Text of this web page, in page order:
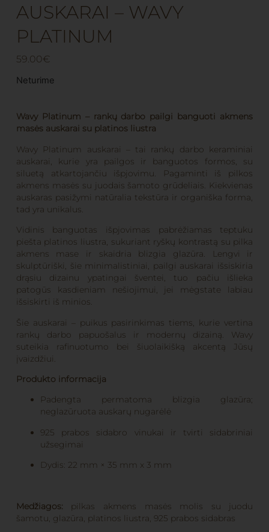
AUSKARAI – WAVY
PLATINUM
59.00€
Neturime
Wavy Platinum – rankų darbo pailgi banguoti akmens
masės auskarai su platinos liustra
Wavy Platinum auskarai – tai rankų darbo keraminiai
auskarai, kurie yra pailgos ir banguotos formos, su
siluetą atkartojančiu išpjovimu. Pagaminti iš pilkos
akmens masės su juodais šamoto grūdeliais. Kiekvienas
auskaras pasižymi natūralia tekstūra ir organiška forma,
tad yra unikalus.
Vidinis banguotas išpjovimas pabrėžiamas teptuku
piešta platinos liustra, sukuriant ryškų kontrastą su pilka
akmens mase ir skaidria blizgia glazūra. Lengvi ir
skulptūriški, šie minimalistiniai, pailgi auskarai išsiskiria
drąsiu dizainu ypatingai šventei, tuo pačiu išlieka
patogūs kasdieniam nešiojimui, jei mėgstate labiau
išsiskirti iš minios.
Šie auskarai – puikus pasirinkimas tiems, kurie vertina
rankų darbo papuošalus ir modernų dizainą. Wavy
suteikia rafinuotumo bei šiuolaikišką akcentą Jūsų
įvaizdžiui.
Produkto informacija
Padengta permatoma blizgia glazūra;
neglazūruota auskarų nugarėlė
925 prabos sidabro vinukai ir tvirti sidabriniai
užsegimai
Dydis: 22 mm × 35 mm x 3 mm
Medžiagos: pilkas akmens masės molis su juodu
šamotu, glazūra, platinos liustra, 925 prabos sidabras